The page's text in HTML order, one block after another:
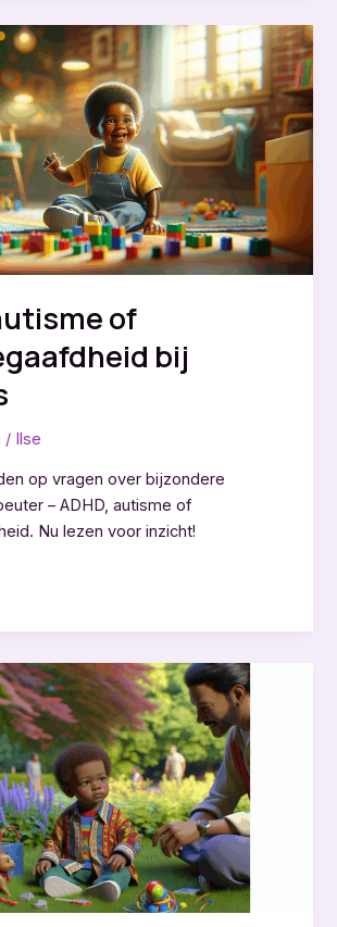
of
bij
/ Ilse
op vragen over bijzondere
– ADHD, autisme of
Nu lezen voor inzicht!